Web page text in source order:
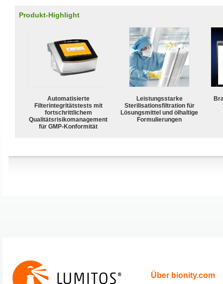
Produkt-Highlight
Automatisierte
Filterintegritätstests mit
fortschrittlichem
Qualitätsrisikomanagement
für GMP-Konformität
Leistungsstarke
Sterilisationsfiltration für
Lösungsmittel und ölhaltige
Formulierungen
Über bionity.com